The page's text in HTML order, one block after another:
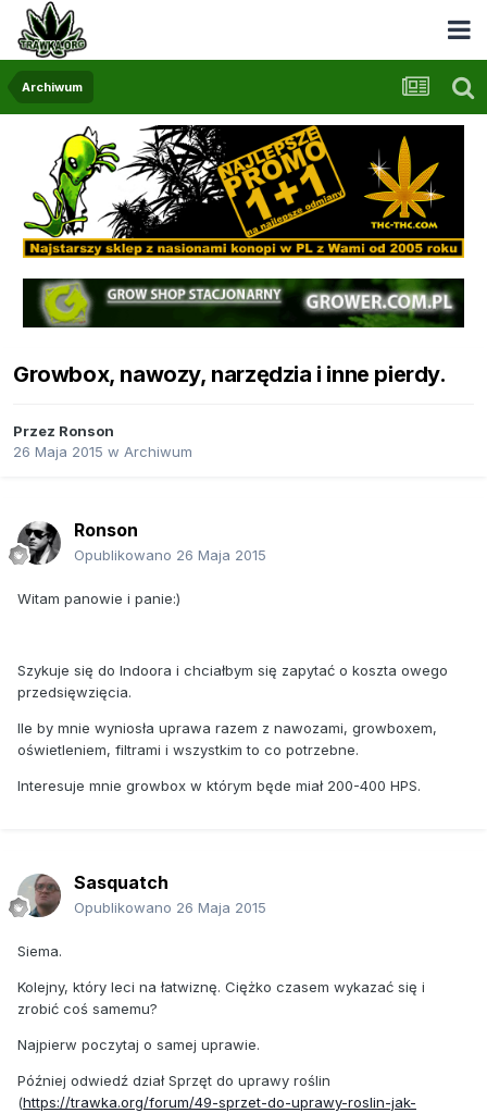
Archiwum
Growbox, nawozy, narzędzia i inne pierdy.
Przez Ronson
26 Maja 2015 w Archiwum
Ronson
Opublikowano 26 Maja 2015
Witam panowie i panie:)
Szykuje się do Indoora i chciałbym się zapytać o koszta owego
przedsięwzięcia.
Ile by mnie wyniosła uprawa razem z nawozami, growboxem,
oświetleniem, filtrami i wszystkim to co potrzebne.
Interesuje mnie growbox w którym będe miał 200-400 HPS.
Sasquatch
Opublikowano 26 Maja 2015
Siema.
Kolejny, który leci na łatwiznę. Ciężko czasem wykazać się i
zrobić coś samemu?
Najpierw poczytaj o samej uprawie.
Później odwiedź dział Sprzęt do uprawy roślin
(https://trawka.org/forum/49-sprzet-do-uprawy-roslin-jak-